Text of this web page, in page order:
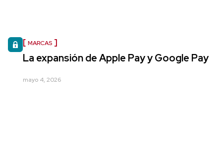
MARCAS
La expansión de Apple Pay y Google Pay
mayo 4, 2026